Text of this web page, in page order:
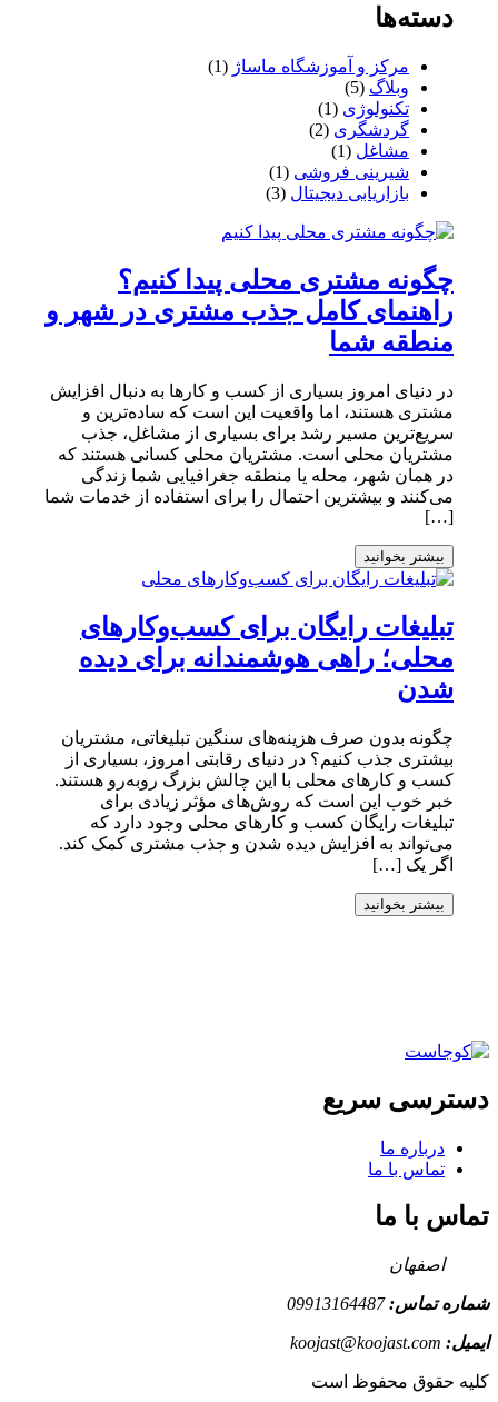
دسته‌ها
مرکز و آموزشگاه ماساژ (1)
وبلاگ (5)
تکنولوژی (1)
گردشگری (2)
مشاغل (1)
شیرینی فروشی (1)
بازاریابی دیجیتال (3)
چگونه مشتری محلی پیدا کنیم؟
راهنمای کامل جذب مشتری در شهر و
منطقه شما
در دنیای امروز بسیاری از کسب و کارها به دنبال افزایش
مشتری هستند، اما واقعیت این است که ساده‌ترین و
سریع‌ترین مسیر رشد برای بسیاری از مشاغل، جذب
مشتریان محلی است. مشتریان محلی کسانی هستند که
در همان شهر، محله یا منطقه جغرافیایی شما زندگی
می‌کنند و بیشترین احتمال را برای استفاده از خدمات شما
[…]
بیشتر بخوانید
تبلیغات رایگان برای کسب‌وکارهای
محلی؛ راهی هوشمندانه برای دیده
شدن
چگونه بدون صرف هزینه‌های سنگین تبلیغاتی، مشتریان
بیشتری جذب کنیم؟ در دنیای رقابتی امروز، بسیاری از
کسب و کارهای محلی با این چالش بزرگ روبه‌رو هستند.
خبر خوب این است که روش‌های مؤثر زیادی برای
تبلیغات رایگان کسب و کارهای محلی وجود دارد که
می‌تواند به افزایش دیده شدن و جذب مشتری کمک کند.
اگر یک […]
بیشتر بخوانید
دسترسی سریع
درباره ما
تماس با ما
تماس با ما
اصفهان
شماره تماس:09913164487
ایمیل: koojast@koojast.com
کلیه حقوق محفوظ است